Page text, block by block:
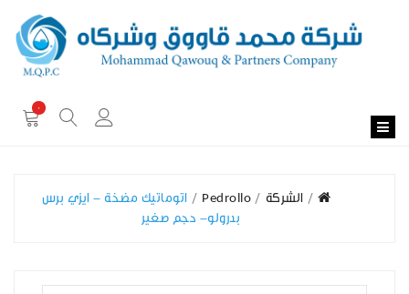
0
الشركة Pedrollo
اتوماتيك مضخة - ايزي برس
بدرولو- حجم صغير